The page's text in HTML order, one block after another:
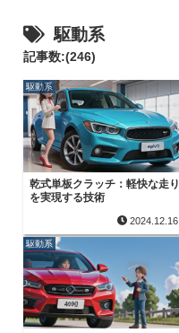
駆動系
記事数:(246)
駆動系
乾式単板クラッチ：軽快な走り
を実現する技術
2024.12.16
駆動系